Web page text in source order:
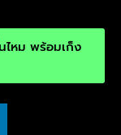
หม พร้อมเก็ง